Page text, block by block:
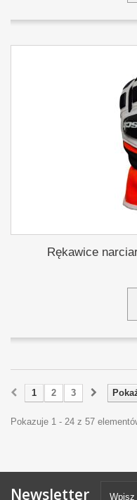
Rękawice
1 2 3
Pokazuje 1 - 24 z 57
Newsletter